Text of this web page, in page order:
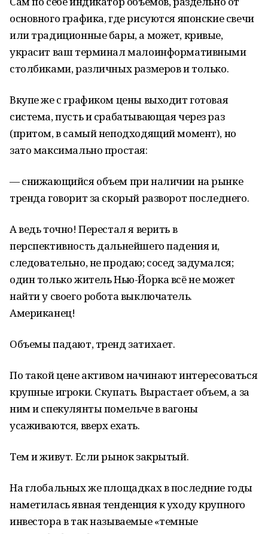
основного графика, где рисуются японские свечи
или традиционные бары, а может, кривые,
украсит ваш терминал малоинформативными
столбиками, различных размеров и только.
Вкупе же с графиком цены выходит готовая
система, пусть и срабатывающая через раз
(притом, в самый неподходящий момент), но
зато максимально простая:
— снижающийся объем при наличии на рынке
тренда говорит за скорый разворот последнего.
А ведь точно! Перестал я верить в
перспективность дальнейшего падения и,
следовательно, не продаю; сосед задумался;
один только житель Нью-Йорка всё не может
найти у своего робота выключатель.
Американец!
Объемы падают, тренд затихает.
По такой цене активом начинают интересоваться
крупные игроки. Скупать. Вырастает объем, а за
ним и спекулянты помельче в вагоны
усаживаются, вверх ехать.
Тем и живут. Если рынок закрытый.
На глобальных же площадках в последние годы
наметилась явная тенденция к уходу крупного
инвестора в так называемые «темные